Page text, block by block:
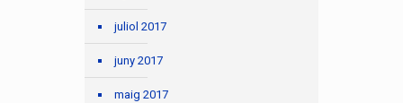
juliol 2017
juny 2017
maig 2017